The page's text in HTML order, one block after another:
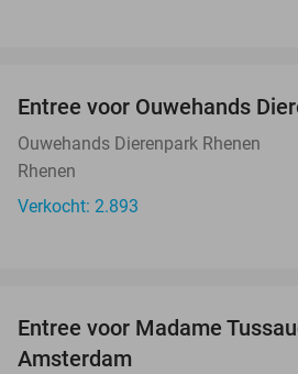
Entree voor Ouwehands
Ouwehands Dierenpark Rhenen
Rhenen
Verkocht: 2.893
Entree voor Madame
Amsterdam